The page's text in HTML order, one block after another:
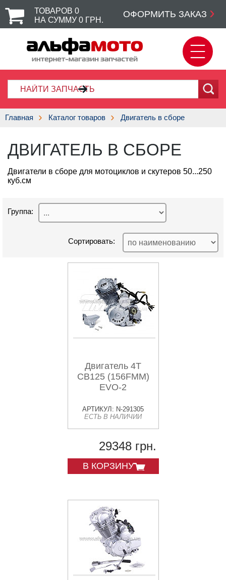
ТОВАРОВ 0
НА СУММУ 0 ГРН.
ОФОРМИТЬ ЗАКАЗ
Главная Каталог товаров Двигатель в сборе
ДВИГАТЕЛЬ В СБОРЕ
Двигатели в сборе для мотоциклов и скутеров 50...250
куб.см
Группа:
Сортировать:
Двигатель 4T
CB125 (156FMM)
EVO-2
АРТИКУЛ: N-291305
ЕСТЬ В НАЛИЧИИ
29348 грн.
В КОРЗИНУ